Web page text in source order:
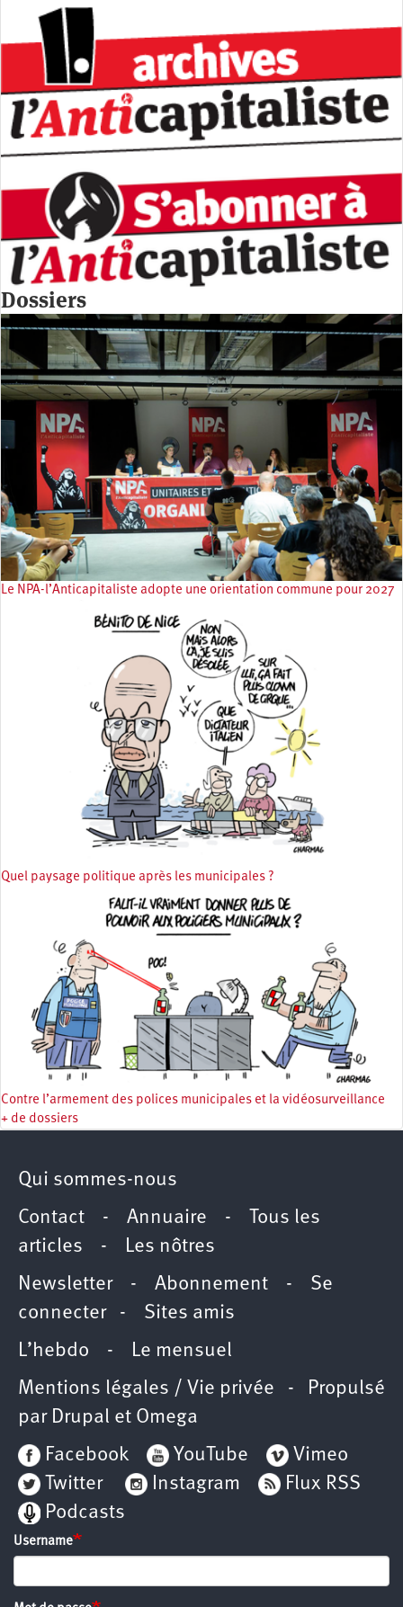
Dossiers
Le NPA-l’Anticapitaliste adopte une orientation commune pour 2027
Quel paysage politique après les municipales ?
Contre l’armement des polices municipales et la vidéosurveillance
+ de dossiers
Qui sommes-nous
Contact - Annuaire -
Tous les
articles - Les nôtres
Newsletter- Abonnement - Se
connecter- Sites amis
L’hebdo - Le mensuel
Mentions légales / Vie privée - Propulsé
par Drupal et Omega
Facebook
YouTube
Vimeo
Twitter
Instagram
Flux RSS
Podcasts
Username